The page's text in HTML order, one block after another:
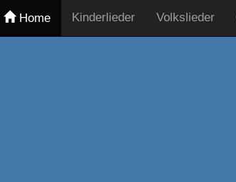
Home Kinderlieder Volkslieder